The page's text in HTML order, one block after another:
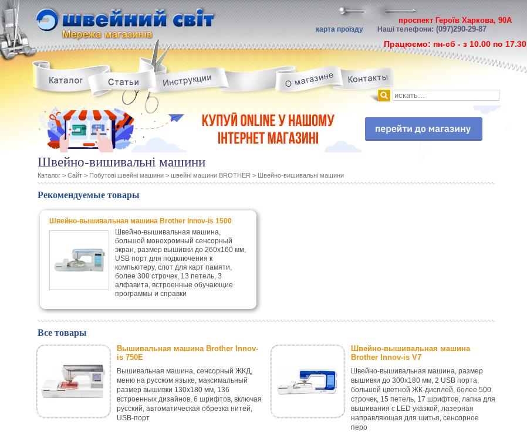
проспект Героїв Харкова, 90А
карта проїздуНаші телефони: (097)290-29-87
Працюємо: пн-сб - з 10.00 по 17.30
Швейно-вишивальні машини
Каталог> Сайт> Побутові швейні машини> швейні машини BROTHER > Швейно-вишивальні машини
Рекомендуемые товары
Швейно-вышивальная машина Brother Innov-is 1500
Швейно-вышивальная машина,
большой монохромный сенсорный
экран, размер вышивки до 260x160 мм,
USB порт для подключения к
компьютеру, слот для карт памяти,
более 300 строчек, 13 петель, 3
алфавита, встроенные обучающие
программы и справки
Все товары
Вышивальная машина Brother Innov-
is 750E
Вышивальная машина, сенсорный ЖКД,
меню на русском языке, максимальный
размер вышивки 130x180 мм, 136
встроенных дизайнов, 6 шрифтов, включая
русский, автоматическая обрезка нитей,
USB-порт
Швейно-вышивальная машина
Brother Innov-is V7
Швейно-вышивальная машина, размер
вышивки до 300x180 мм, 2 USB порта,
большой цветной ЖК-дисплей, более 500
строчек, 15 петель, 17 шрифтов, лапка для
вышивания с LED указкой, лазерная
направляющая для шитья, сенсорное
перо